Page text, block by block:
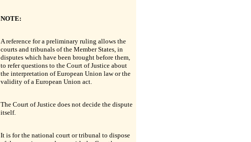
NOTE:
A reference for a preliminary ruling allows the
courts and tribunals of the Member States, in
disputes which have been brought before them,
to refer questions to the Court of Justice about
the interpretation of European Union law or the
validity of a European Union act.
The Court of Justice does not decide the dispute
itself.
It is for the national court or tribunal to dispose